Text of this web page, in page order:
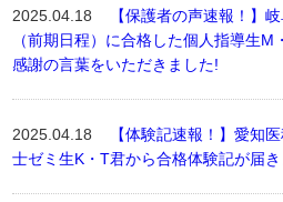
2025.04.18
【保護者の声速報！】
（前期日程）に合格した個人指導生
感謝の言葉をいただきました!
2025.04.18
【体験記速報！】愛知
士ゼミ生K・T君から合格体験記が届き